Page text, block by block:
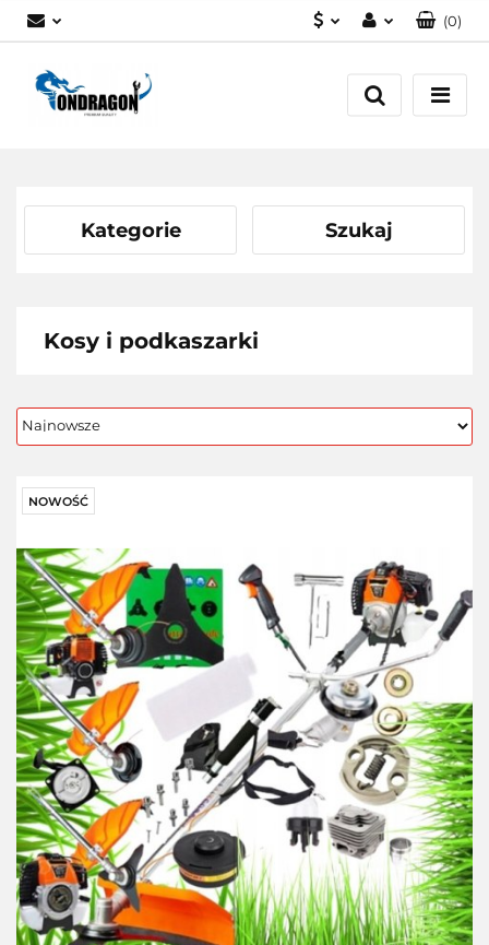
Zaloguj się
Załóż konto
(0)
Kategorie Szukaj
Kosy i podkaszarki
NOWOŚĆ